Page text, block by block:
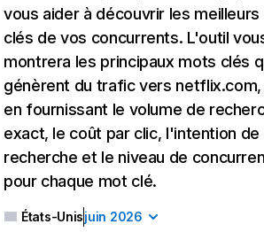
vous aider à découvrir les
clés de vos concurrents. L'outil
montrera les principaux mots clés
génèrent du trafic vers
en fournissant le volume de
exact, le coût par clic, l'intention de
recherche et le niveau de
pour chaque mot clé.
États-Unisjuin 2026